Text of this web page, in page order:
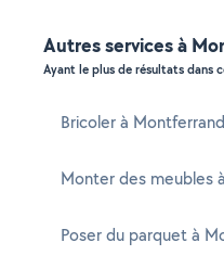
Autres services à
Ayant le plus de résultats dans
Bricoler à
Monter des meubles
Poser du parquet à